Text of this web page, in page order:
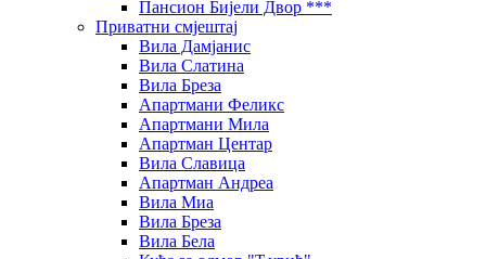
Пансион Бијели Двор ***
Приватни смјештај
Вила Дамјанис
Вила Слатина
Вила Бреза
Апартмани Феликс
Апартмани Мила
Апартман Центар
Вила Славица
Апартман Андреа
Вила Миа
Вила Бреза
Вила Бела